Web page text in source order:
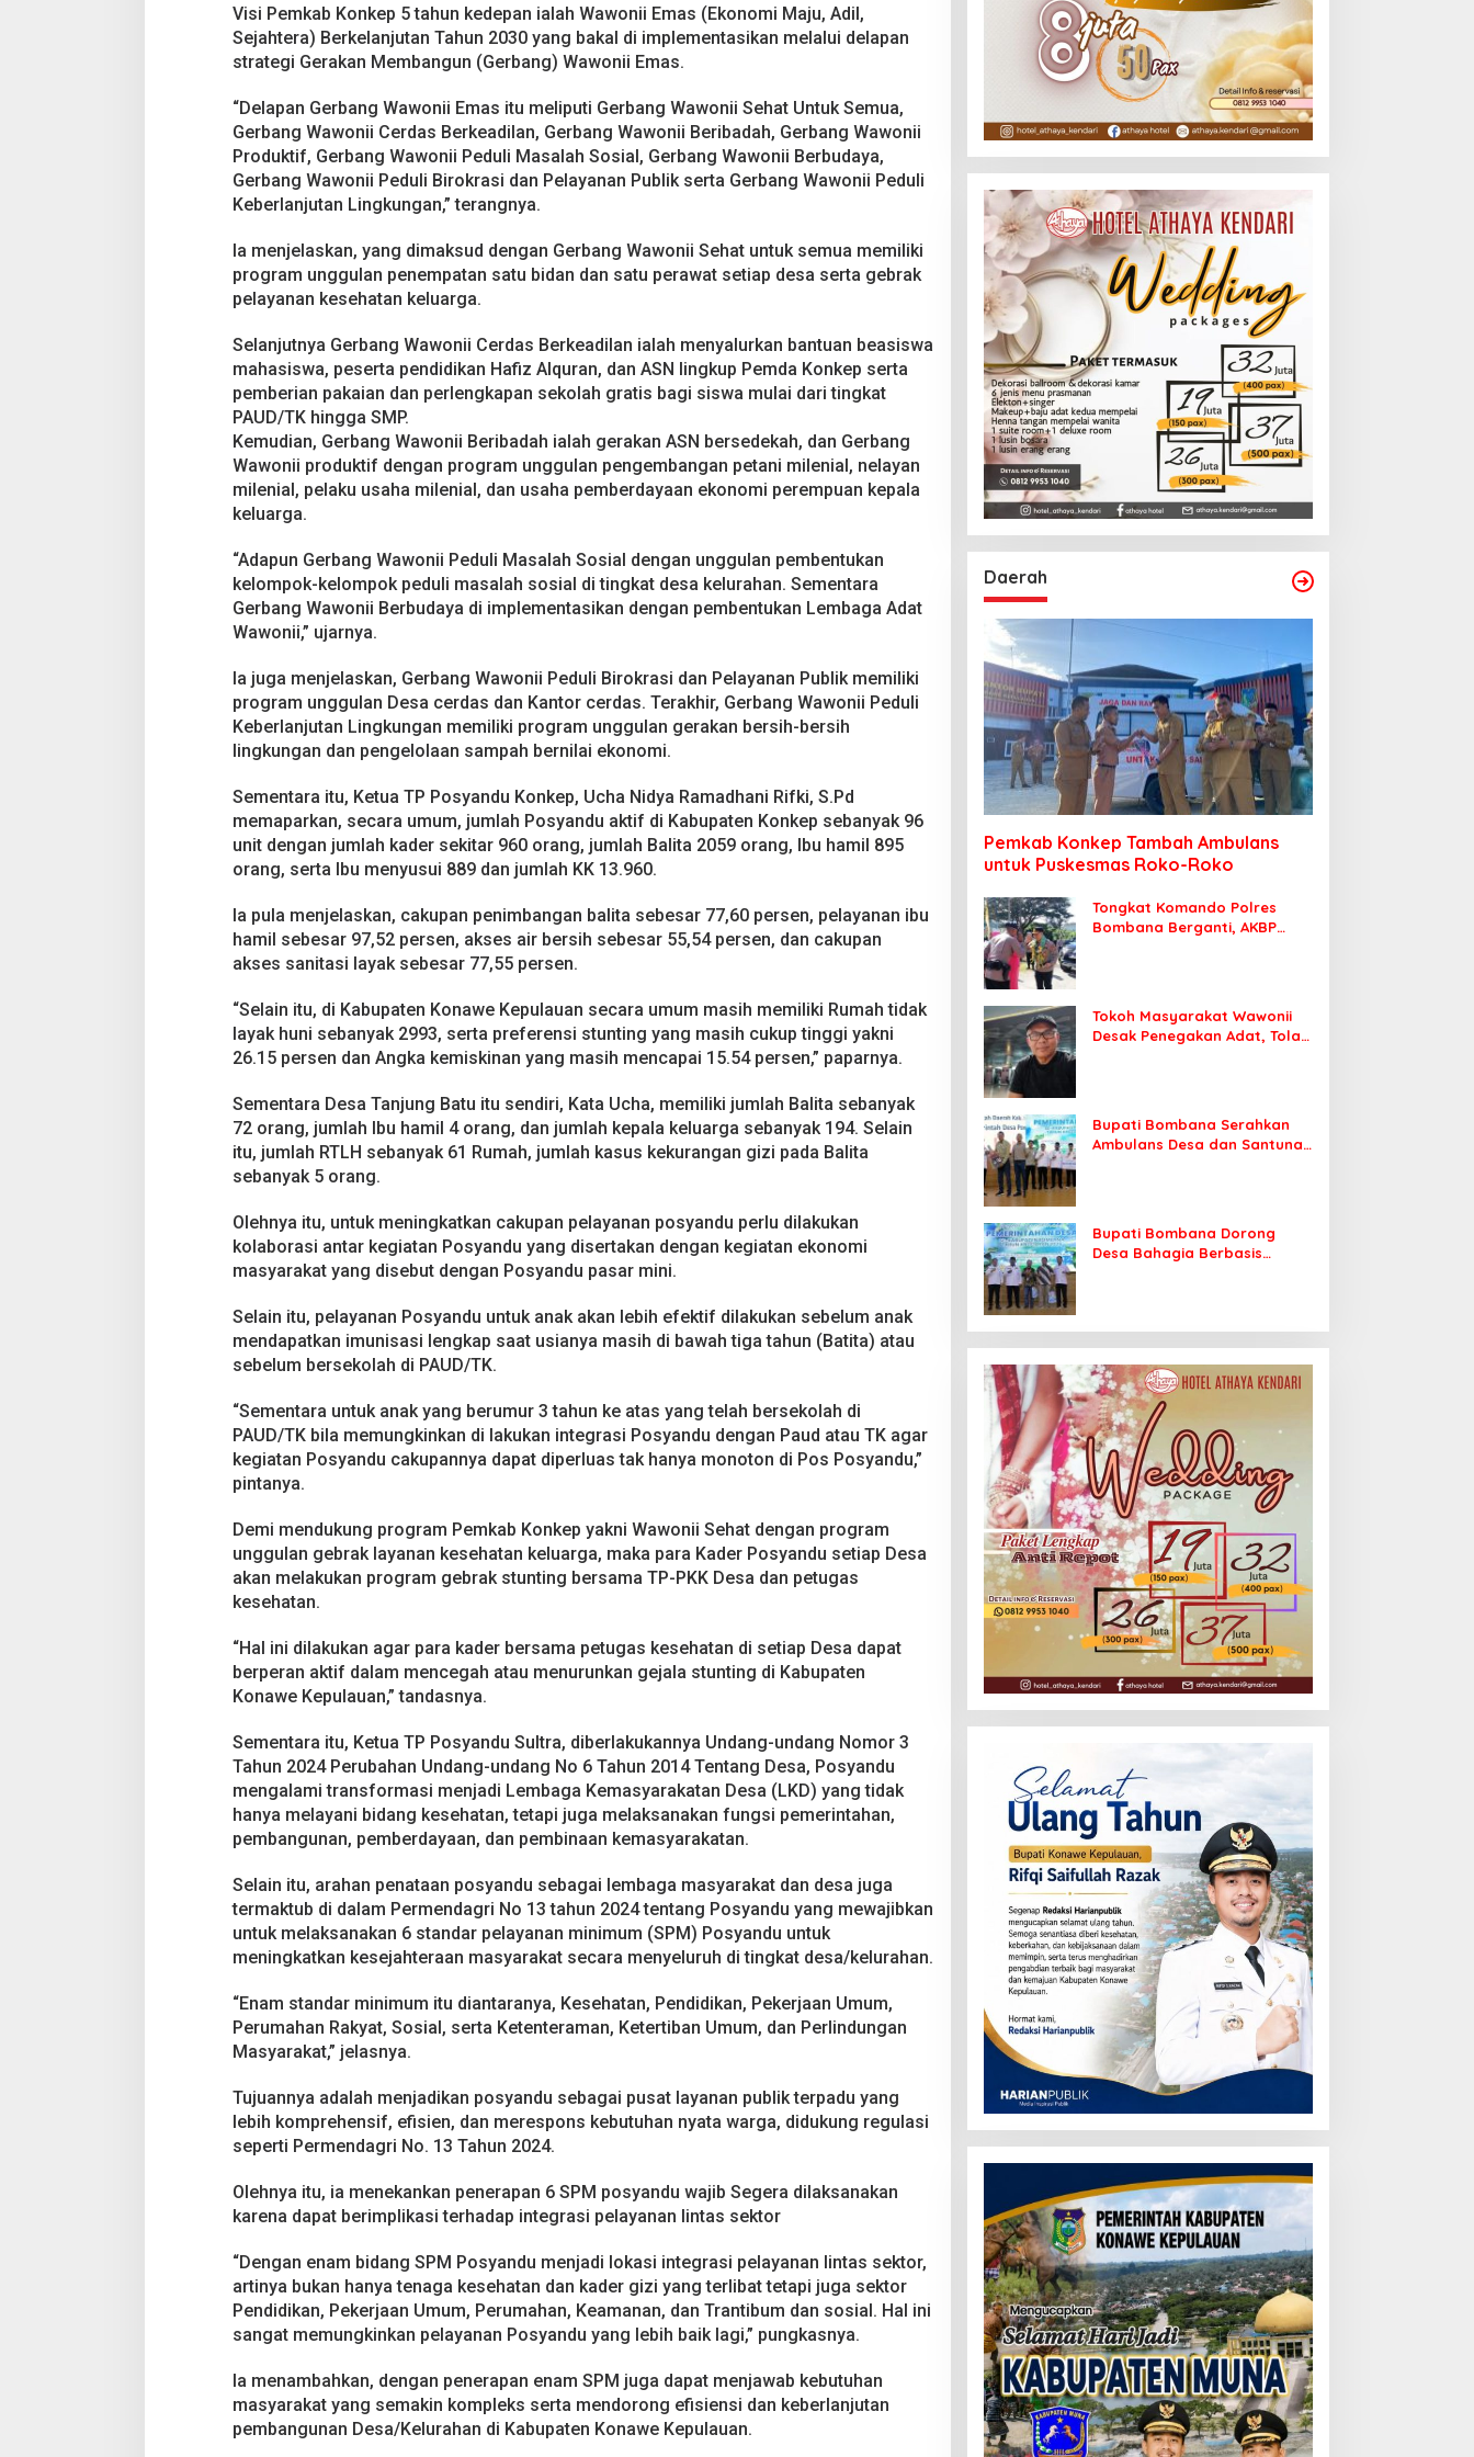
e
p
Visi Pemkab Konkep 5 tahun kedepan ialah Wawonii Emas (Ekonomi Maju, Adil,
Sejahtera) Berkelanjutan Tahun 2030 yang bakal di implementasikan melalui delapan
strategi Gerakan Membangun (Gerbang) Wawonii Emas.
“Delapan Gerbang Wawonii Emas itu meliputi Gerbang Wawonii Sehat Untuk Semua,
Gerbang Wawonii Cerdas Berkeadilan, Gerbang Wawonii Beribadah, Gerbang Wawonii
Produktif, Gerbang Wawonii Peduli Masalah Sosial, Gerbang Wawonii Berbudaya,
Gerbang Wawonii Peduli Birokrasi dan Pelayanan Publik serta Gerbang Wawonii Peduli
Keberlanjutan Lingkungan,” terangnya.
Ia menjelaskan, yang dimaksud dengan Gerbang Wawonii Sehat untuk semua memiliki
program unggulan penempatan satu bidan dan satu perawat setiap desa serta gebrak
pelayanan kesehatan keluarga.
Selanjutnya Gerbang Wawonii Cerdas Berkeadilan ialah menyalurkan bantuan beasiswa
mahasiswa, peserta pendidikan Hafiz Alquran, dan ASN lingkup Pemda Konkep serta
pemberian pakaian dan perlengkapan sekolah gratis bagi siswa mulai dari tingkat
PAUD/TK hingga SMP.
Kemudian, Gerbang Wawonii Beribadah ialah gerakan ASN bersedekah, dan Gerbang
Wawonii produktif dengan program unggulan pengembangan petani milenial, nelayan
milenial, pelaku usaha milenial, dan usaha pemberdayaan ekonomi perempuan kepala
keluarga.
“Adapun Gerbang Wawonii Peduli Masalah Sosial dengan unggulan pembentukan
kelompok-kelompok peduli masalah sosial di tingkat desa kelurahan. Sementara
Gerbang Wawonii Berbudaya di implementasikan dengan pembentukan Lembaga Adat
Wawonii,” ujarnya.
Ia juga menjelaskan, Gerbang Wawonii Peduli Birokrasi dan Pelayanan Publik memiliki
program unggulan Desa cerdas dan Kantor cerdas. Terakhir, Gerbang Wawonii Peduli
Keberlanjutan Lingkungan memiliki program unggulan gerakan bersih-bersih
lingkungan dan pengelolaan sampah bernilai ekonomi.
Sementara itu, Ketua TP Posyandu Konkep, Ucha Nidya Ramadhani Rifki, S.Pd
memaparkan, secara umum, jumlah Posyandu aktif di Kabupaten Konkep sebanyak 96
unit dengan jumlah kader sekitar 960 orang, jumlah Balita 2059 orang, Ibu hamil 895
orang, serta Ibu menyusui 889 dan jumlah KK 13.960.
Ia pula menjelaskan, cakupan penimbangan balita sebesar 77,60 persen, pelayanan ibu
hamil sebesar 97,52 persen, akses air bersih sebesar 55,54 persen, dan cakupan
akses sanitasi layak sebesar 77,55 persen.
“Selain itu, di Kabupaten Konawe Kepulauan secara umum masih memiliki Rumah tidak
layak huni sebanyak 2993, serta preferensi stunting yang masih cukup tinggi yakni
26.15 persen dan Angka kemiskinan yang masih mencapai 15.54 persen,” paparnya.
Sementara Desa Tanjung Batu itu sendiri, Kata Ucha, memiliki jumlah Balita sebanyak
72 orang, jumlah Ibu hamil 4 orang, dan jumlah kepala keluarga sebanyak 194. Selain
itu, jumlah RTLH sebanyak 61 Rumah, jumlah kasus kekurangan gizi pada Balita
sebanyak 5 orang.
Olehnya itu, untuk meningkatkan cakupan pelayanan posyandu perlu dilakukan
kolaborasi antar kegiatan Posyandu yang disertakan dengan kegiatan ekonomi
masyarakat yang disebut dengan Posyandu pasar mini.
Selain itu, pelayanan Posyandu untuk anak akan lebih efektif dilakukan sebelum anak
mendapatkan imunisasi lengkap saat usianya masih di bawah tiga tahun (Batita) atau
sebelum bersekolah di PAUD/TK.
“Sementara untuk anak yang berumur 3 tahun ke atas yang telah bersekolah di
PAUD/TK bila memungkinkan di lakukan integrasi Posyandu dengan Paud atau TK agar
kegiatan Posyandu cakupannya dapat diperluas tak hanya monoton di Pos Posyandu,”
pintanya.
Demi mendukung program Pemkab Konkep yakni Wawonii Sehat dengan program
unggulan gebrak layanan kesehatan keluarga, maka para Kader Posyandu setiap Desa
akan melakukan program gebrak stunting bersama TP-PKK Desa dan petugas
kesehatan.
“Hal ini dilakukan agar para kader bersama petugas kesehatan di setiap Desa dapat
berperan aktif dalam mencegah atau menurunkan gejala stunting di Kabupaten
Konawe Kepulauan,” tandasnya.
Sementara itu, Ketua TP Posyandu Sultra, diberlakukannya Undang-undang Nomor 3
Tahun 2024 Perubahan Undang-undang No 6 Tahun 2014 Tentang Desa, Posyandu
mengalami transformasi menjadi Lembaga Kemasyarakatan Desa (LKD) yang tidak
hanya melayani bidang kesehatan, tetapi juga melaksanakan fungsi pemerintahan,
pembangunan, pemberdayaan, dan pembinaan kemasyarakatan.
Selain itu, arahan penataan posyandu sebagai lembaga masyarakat dan desa juga
termaktub di dalam Permendagri No 13 tahun 2024 tentang Posyandu yang mewajibkan
untuk melaksanakan 6 standar pelayanan minimum (SPM) Posyandu untuk
meningkatkan kesejahteraan masyarakat secara menyeluruh di tingkat desa/kelurahan.
“Enam standar minimum itu diantaranya, Kesehatan, Pendidikan, Pekerjaan Umum,
Perumahan Rakyat, Sosial, serta Ketenteraman, Ketertiban Umum, dan Perlindungan
Masyarakat,” jelasnya.
Tujuannya adalah menjadikan posyandu sebagai pusat layanan publik terpadu yang
lebih komprehensif, efisien, dan merespons kebutuhan nyata warga, didukung regulasi
seperti Permendagri No. 13 Tahun 2024.
Olehnya itu, ia menekankan penerapan 6 SPM posyandu wajib Segera dilaksanakan
karena dapat berimplikasi terhadap integrasi pelayanan lintas sektor
“Dengan enam bidang SPM Posyandu menjadi lokasi integrasi pelayanan lintas sektor,
artinya bukan hanya tenaga kesehatan dan kader gizi yang terlibat tetapi juga sektor
Pendidikan, Pekerjaan Umum, Perumahan, Keamanan, dan Trantibum dan sosial. Hal ini
sangat memungkinkan pelayanan Posyandu yang lebih baik lagi,” pungkasnya.
Ia menambahkan, dengan penerapan enam SPM juga dapat menjawab kebutuhan
masyarakat yang semakin kompleks serta mendorong efisiensi dan keberlanjutan
pembangunan Desa/Kelurahan di Kabupaten Konawe Kepulauan.
Daerah
Pemkab Konkep Tambah Ambulans
untuk Puskesmas Roko-Roko
Tongkat Komando Polres
Bombana Berganti, AKBP
Tokoh Masyarakat Wawonii
Desak Penegakan Adat, Tolak
Bupati Bombana Serahkan
Ambulans Desa dan Santunan
Bupati Bombana Dorong
Desa Bahagia Berbasis